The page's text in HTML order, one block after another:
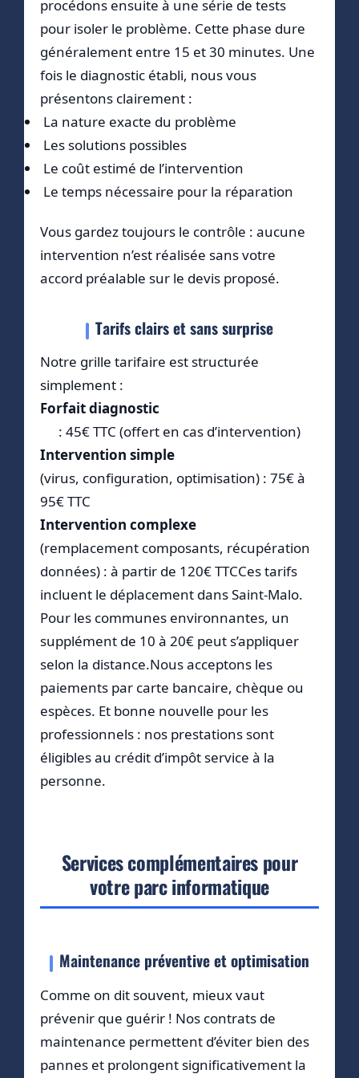
procédons ensuite à une série de tests
pour isoler le problème. Cette phase dure
généralement entre 15 et 30 minutes. Une
fois le diagnostic établi, nous vous
présentons clairement :
La nature exacte du problème
Les solutions possibles
Le coût estimé de l’intervention
Le temps nécessaire pour la réparation
Vous gardez toujours le contrôle : aucune
intervention n’est réalisée sans votre
accord préalable sur le devis proposé.
Tarifs clairs et sans surprise
Notre grille tarifaire est structurée
simplement :
Forfait diagnostic
: 45€ TTC (offert en cas d’intervention)
Intervention simple
(virus, configuration, optimisation) : 75€ à
95€ TTC
Intervention complexe
(remplacement composants, récupération
données) : à partir de 120€ TTCCes tarifs
incluent le déplacement dans Saint-Malo.
Pour les communes environnantes, un
supplément de 10 à 20€ peut s’appliquer
selon la distance.Nous acceptons les
paiements par carte bancaire, chèque ou
espèces. Et bonne nouvelle pour les
professionnels : nos prestations sont
éligibles au crédit d’impôt service à la
personne.
Services complémentaires pour
votre parc informatique
Maintenance préventive et optimisation
Comme on dit souvent, mieux vaut
prévenir que guérir ! Nos contrats de
maintenance permettent d’éviter bien des
pannes et prolongent significativement la